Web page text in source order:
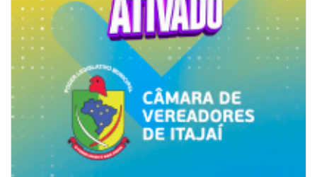
08/08/2026 | 07:00
8º Capoezade promove semana de oficinas gratuitas e atividades
culturais em Itajaí